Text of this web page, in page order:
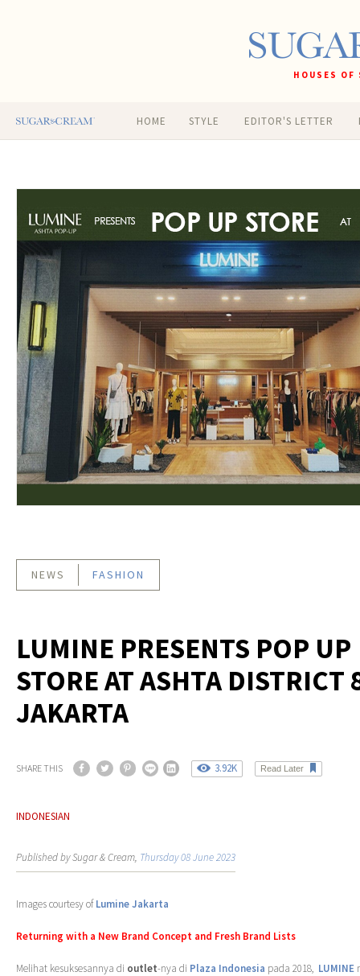
HOUSES
HOME STYLE EDITOR'S LETTER
NEWS FASHION
LUMINE PRESENTS POP UP
STORE AT ASHTA DISTRICT
JAKARTA
SHARE THIS 3.92K Read Later
INDONESIAN
Published by Sugar & Cream, Thursday 08 June 2023
Images courtesy ofLumine Jakarta
Returning with a New Brand Concept and Fresh Brand Lists
Melihat kesuksesannya di outlet-nya di Plaza Indonesia pada 2018, LUMINE